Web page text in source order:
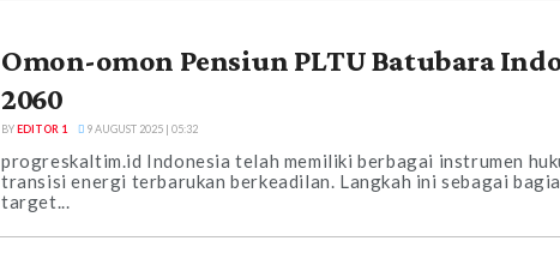
Omon-omon Pensiun PLTU Batubara
2060
BYEDITOR 1 9 AUGUST 2025 | 05:32
progreskaltim.id Indonesia telah memiliki berbagai instrumen
transisi energi terbarukan berkeadilan. Langkah ini sebagai
target...